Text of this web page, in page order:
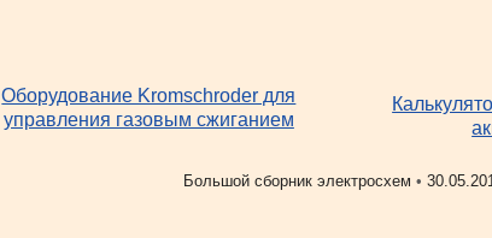
Оборудование Kromschroder для
управления газовым сжиганием
Рубрики
Большой сборник электросхем •